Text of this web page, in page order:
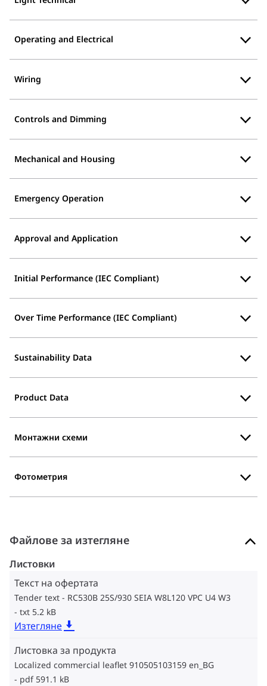
Operating and Electrical
Wiring
Controls and Dimming
Mechanical and Housing
Emergency Operation
Approval and Application
Initial Performance (IEC Compliant)
Over Time Performance (IEC Compliant)
Sustainability Data
Product Data
Монтажни схеми
Фотометрия
Файлове за изтегляне
Листовки
Текст на офертата
Tender text - RC530B 25S/930 SEIA W8L120 VPC U4 W3
txt 5.2 kB
Изтегляне
Листовка за продукта
Localized commercial leaflet 910505103159 en_BG
pdf 591.1 kB